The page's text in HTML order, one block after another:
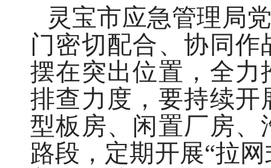
灵宝市应急管理局
门密切配合、协同
摆在突出位置，全
排查力度，要持续
型板房、闲置厂房
路段，定期开展“拉